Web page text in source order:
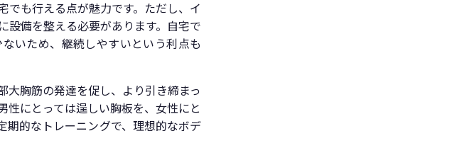
でも行える点が魅力です。ただし、イ
設備を整える必要があります。自宅で
いため、継続しやすいという利点も
大胸筋の発達を促し、より引き締まっ
性にとっては逞しい胸板を、女性にと
期的なトレーニングで、理想的なボデ